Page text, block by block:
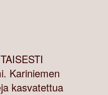
Kariniemen
kasvatettua